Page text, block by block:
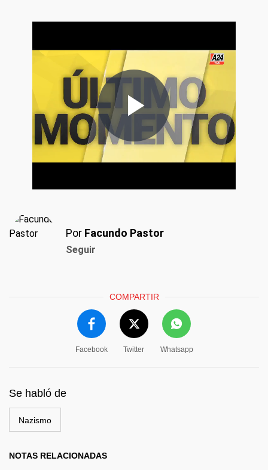
Por Facundo Pastor
Seguir
COMPARTIR
Facebook Twitter Whatsapp
Se habló de
Nazismo
NOTAS RELACIONADAS